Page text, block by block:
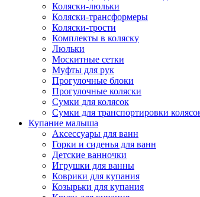
Коляски-люльки
Коляски-трансформеры
Коляски-трости
Комплекты в коляску
Люльки
Москитные сетки
Муфты для рук
Прогулочные блоки
Прогулочные коляски
Сумки для колясок
Сумки для транспортировки
Купание малыша
Аксессуары для ванн
Горки и сиденья для ванн
Детские ванночки
Игрушки для ванны
Коврики для купания
Козырьки для купания